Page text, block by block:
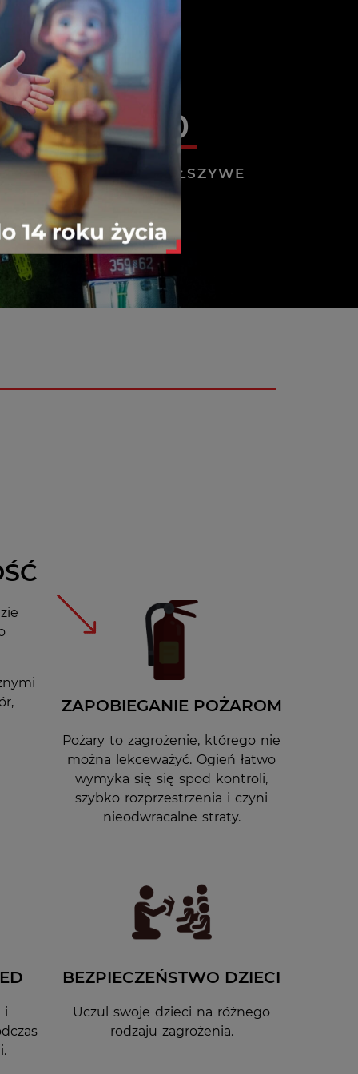
170
ALARMY FAŁSZYWE
ZAPOBIEGANIE POŻAROM
Pożary to zagrożenie, którego nie
można lekceważyć. Ogień łatwo
wymyka się się spod kontroli,
szybko rozprzestrzenia i czyni
nieodwracalne straty.
i
BEZPIECZEŃSTWO DZIECI
Uczul swoje dzieci na różnego
rodzaju zagrożenia.